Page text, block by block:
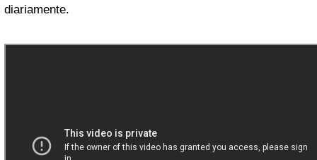
diariamente.